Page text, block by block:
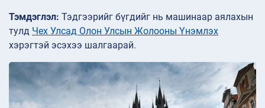
Тэмдэглэл: Тэдгээрийг бүгдийг нь машинаар аялахын
тулд Чех Улсад Олон Улсын Жолооны Үнэмлэх
хэрэгтэй эсэхээ шалгаарай.